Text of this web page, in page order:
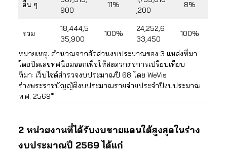
อื่น ๆ
900
11%
,200
8%
รวม
18,444,5
35,900
100%
24,252,6
33,450
100%
หมายเหตุ: คำนวณจากสัดส่วนงบประมาณของ 3 แหล่งที่มา
โดยปัดเลขทศนิยมออกเพื่อให้สะดวกต่อการเปรียบเทียบ
ที่มา: เว็บไซต์สำรวจงบประมาณปี 68 โดย WeVis
ร่างพระราชบัญญัติงบประมาณรายจ่ายประจำปีงบประมาณ
พ.ศ. 2569*
2 หน่วยงานที่ได้รับงบชายแดนใต้สูงสุดในร่าง
งบประมาณปี 2569 ได้แก่